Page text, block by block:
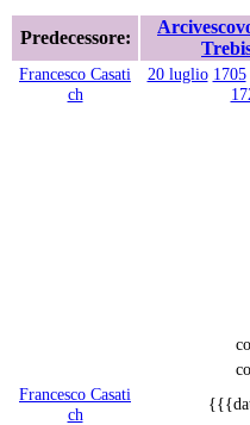
Predecessore:
Francesco Casati
ch
20 luglio 1705
Francesco Casati
ch